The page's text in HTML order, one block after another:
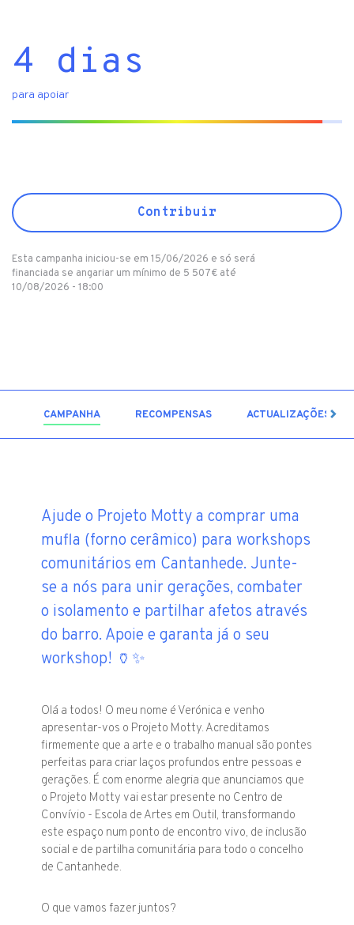
4 dias
para apoiar
Contribuir
Esta campanha iniciou-se em 15/06/2026 e só será
financiada se angariar um mínimo de 5 507€ até
10/08/2026 - 18:00
CAMPANHA RECOMPENSAS ACTUALIZAÇÕES
Ajude o Projeto Motty a comprar uma
mufla (forno cerâmico) para workshops
comunitários em Cantanhede. Junte-
se a nós para unir gerações, combater
o isolamento e partilhar afetos através
do barro. Apoie e garanta já o seu
workshop! 🏺✨
Olá a todos! O meu nome é Verónica e venho
apresentar-vos o Projeto Motty. Acreditamos
firmemente que a arte e o trabalho manual são pontes
perfeitas para criar laços profundos entre pessoas e
gerações. É com enorme alegria que anunciamos que
o Projeto Motty vai estar presente no Centro de
Convívio - Escola de Artes em Outil, transformando
este espaço num ponto de encontro vivo, de inclusão
social e de partilha comunitária para todo o concelho
de Cantanhede.
O que vamos fazer juntos?